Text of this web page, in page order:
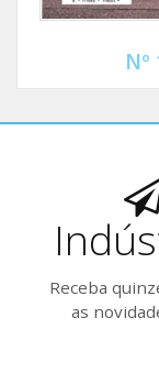
Receba
as